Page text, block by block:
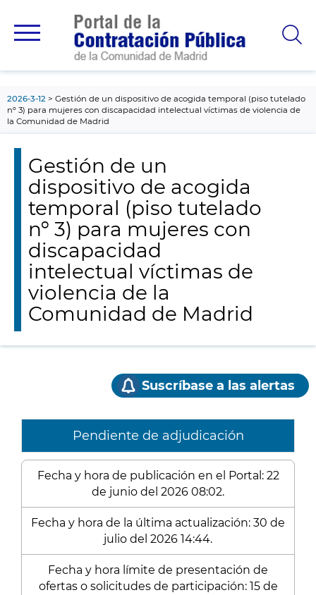
principal
2026-3-12
Gestión de un dispositivo de acogida temporal (piso tutelado
nº 3) para mujeres con discapacidad intelectual víctimas de violencia de
la Comunidad de Madrid
Gestión de un
dispositivo de acogida
temporal (piso tutelado
nº 3) para mujeres con
discapacidad
intelectual víctimas de
violencia de la
Comunidad de Madrid
Suscríbase a las alertas
Pendiente de adjudicación
Fecha y hora de publicación en el Portal: 22
de junio del 2026 08:02.
Fecha y hora de la última actualización: 30 de
julio del 2026 14:44.
Fecha y hora límite de presentación de
ofertas o solicitudes de participación: 15 de